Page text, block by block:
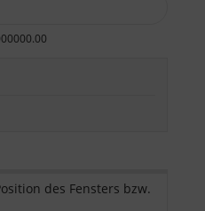
des Fensters bzw.